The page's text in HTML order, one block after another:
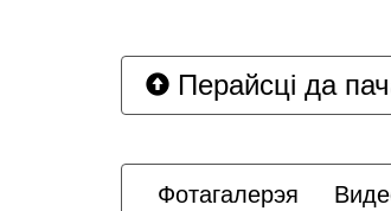
Перайсці да
Фотагалерэя